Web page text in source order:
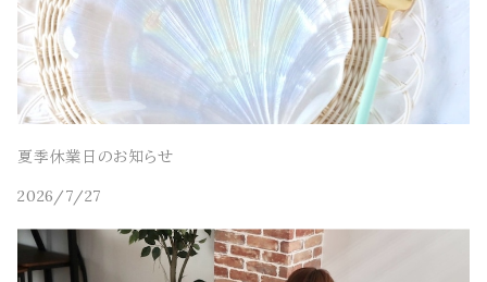
夏季休業日のお知らせ
2026/7/27